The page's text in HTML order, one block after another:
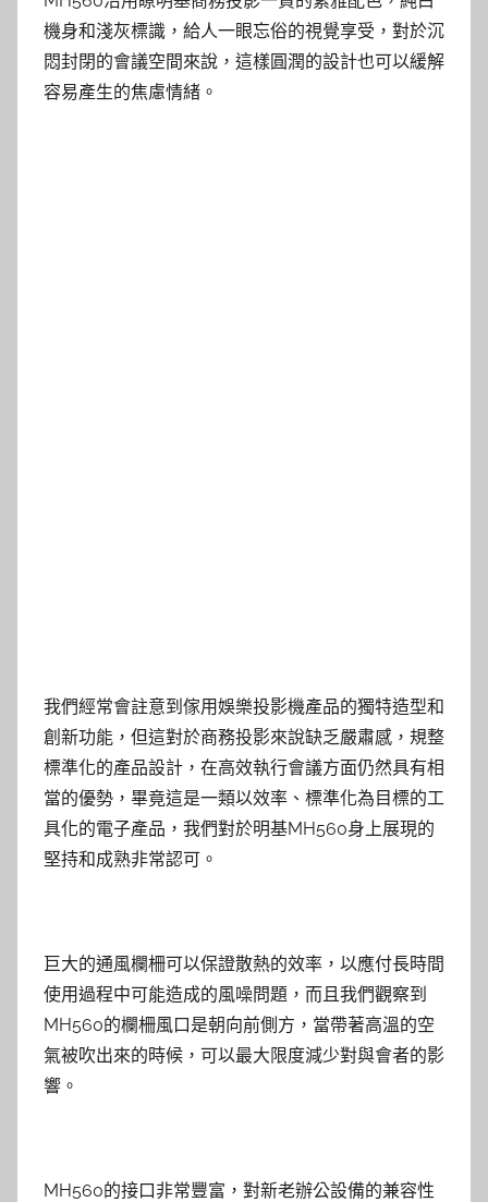
機身和淺灰標識，給人一眼忘俗的視覺享受，對於沉
悶封閉的會議空間來說，這樣圓潤的設計也可以緩解
容易產生的焦慮情緒。
我們經常會註意到傢用娛樂投影機產品的獨特造型和
創新功能，但這對於商務投影來說缺乏嚴肅感，規整
標準化的產品設計，在高效執行會議方面仍然具有相
當的優勢，畢竟這是一類以效率、標準化為目標的工
具化的電子產品，我們對於明基MH560身上展現的
堅持和成熟非常認可。
巨大的通風欄柵可以保證散熱的效率，以應付長時間
使用過程中可能造成的風噪問題，而且我們觀察到
MH560的欄柵風口是朝向前側方，當帶著高溫的空
氣被吹出來的時候，可以最大限度減少對與會者的影
響。
MH560的接口非常豐富，對新老辦公設備的兼容性